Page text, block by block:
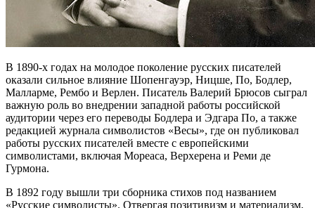
В 1890-х годах на молодое поколение русских писателей
оказали сильное влияние Шопенгауэр, Ницше, По, Бодлер,
Малларме, Рембо и Верлен. Писатель Валерий Брюсов сыграл
важную роль во внедрении западной работы российской
аудитории через его переводы Бодлера и Эдгара По, а также
редакцией журнала символистов «Весы», где он публиковал
работы русских писателей вместе с европейскими
символистами, включая Мореаса, Верхерена и Реми де
Гурмона.
В 1892 году вышли три сборника стихов под названием
«Русские символисты». Отвергая позитивизм и материализм,